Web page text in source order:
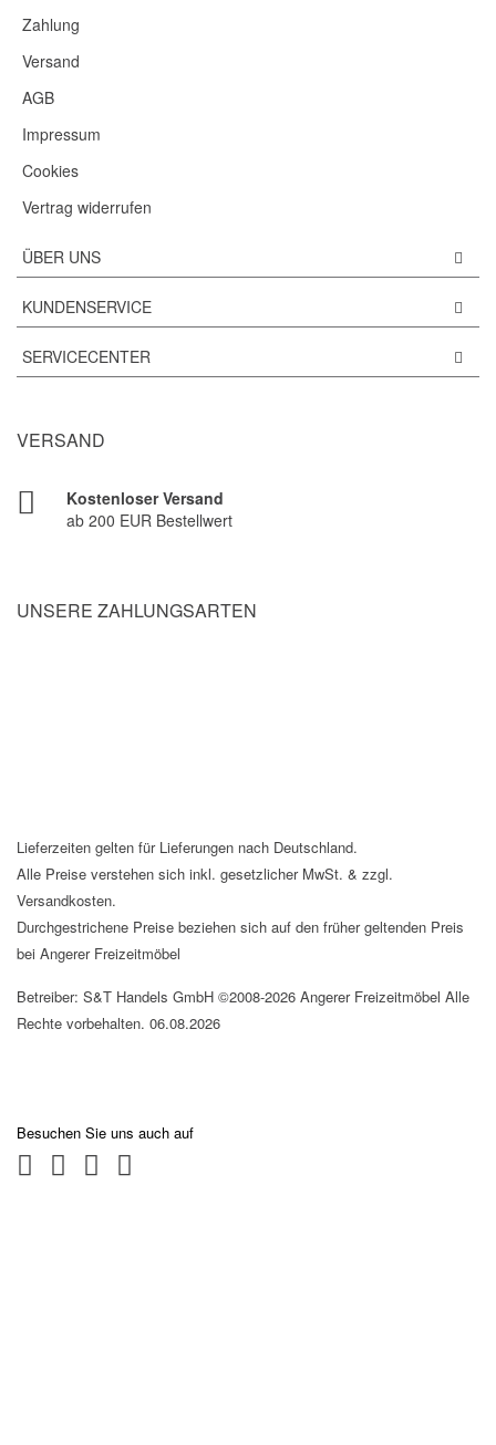
Zahlung
Versand
AGB
Impressum
Cookies
Vertrag widerrufen
ÜBER UNS
KUNDENSERVICE
SERVICECENTER
VERSAND
Kostenloser Versand
ab 200 EUR Bestellwert
UNSERE ZAHLUNGSARTEN
Lieferzeiten gelten für Lieferungen nach Deutschland.
Alle Preise verstehen sich inkl. gesetzlicher MwSt. & zzgl.
Versandkosten.
Durchgestrichene Preise beziehen sich auf den früher geltenden Preis
bei Angerer Freizeitmöbel
Betreiber: S&T Handels GmbH ©2008-2026 Angerer Freizeitmöbel Alle
Rechte vorbehalten. 06.08.2026
Besuchen Sie uns auch auf